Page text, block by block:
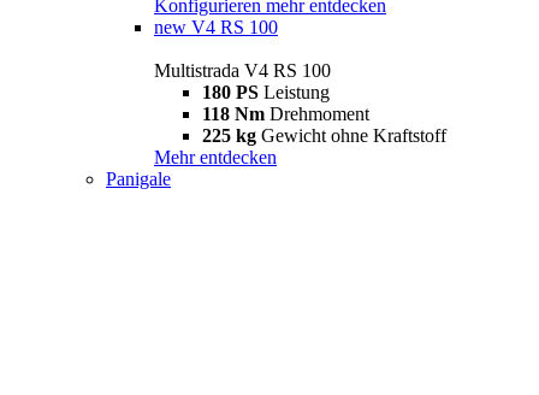
Konfigurieren mehr entdecken
new V4 RS 100
Multistrada V4 RS 100
180 PS Leistung
118 Nm Drehmoment
225 kg Gewicht ohne Kraftstoff
Mehr entdecken
Panigale